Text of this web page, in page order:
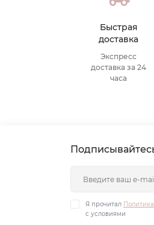
Быстрая
доставка
Экспресс
доставка за 24
часа
Я прочитал
с условиями